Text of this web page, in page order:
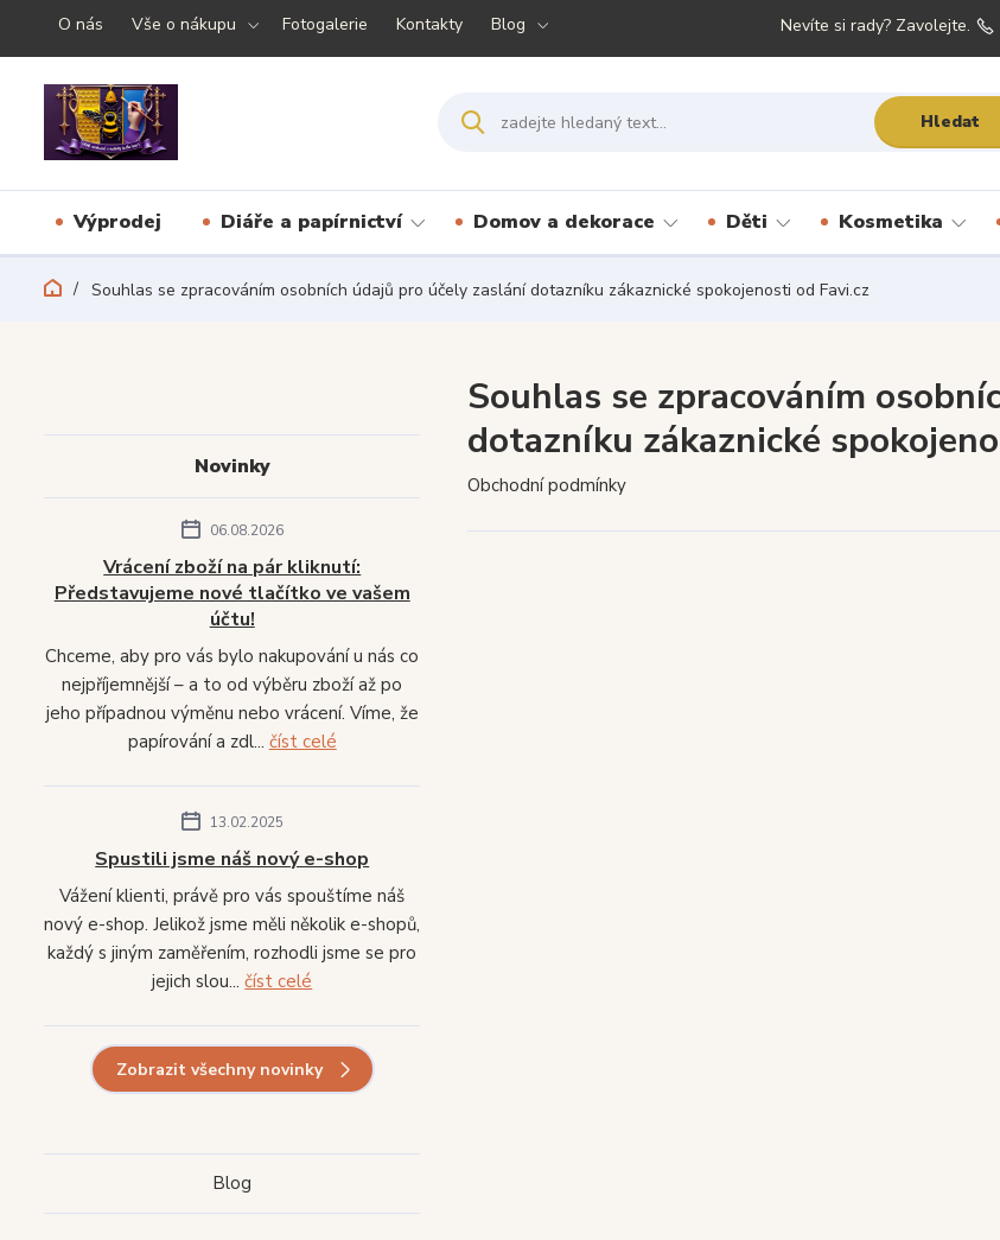
O nás Vše o nákupu Fotogalerie Kontakty Blog
Hledat
Nevíte si rady? Zavolejte.
Výprodej Diáře a papírnictví Domov a dekorace Děti Kosmetika
Souhlas se zpracováním osobních údajů pro účely zaslání dotazníku zákaznické spokojenosti od Favi.cz
Novinky
06.08.2026
Vrácení zboží na pár kliknutí:
Představujeme nové tlačítko ve vašem
účtu!
Chceme, aby pro vás bylo nakupování u nás co
nejpříjemnější – a to od výběru zboží až po
jeho případnou výměnu nebo vrácení. Víme, že
papírování a zdl... číst celé
13.02.2025
Spustili jsme náš nový e-shop
Vážení klienti, právě pro vás spouštíme náš
nový e-shop. Jelikož jsme měli několik e-shopů,
každý s jiným zaměřením, rozhodli jsme se pro
jejich slou...číst celé
Zobrazit všechny novinky
Blog
Souhlas se zpracováním
dotazníku zákaznické
Obchodní podmínky